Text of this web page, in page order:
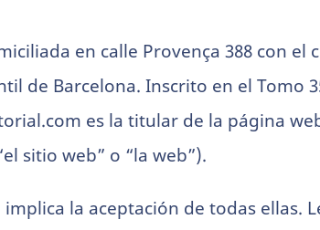
en calle Provença 388 con el
de Barcelona. Inscrito en el Tomo
es la titular de la página
sitio web” o “la web”).
la aceptación de todas ellas.